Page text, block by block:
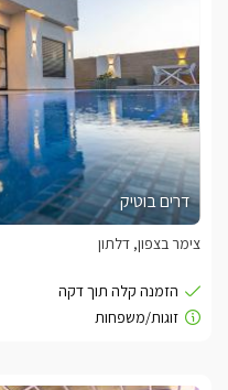
עם מרפסת פרטית.
דרים בוטיק
צימר בצפון, דלתון